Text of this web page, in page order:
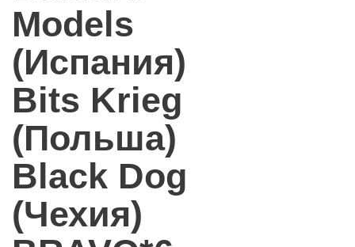
Models
(Испания)
Bits Krieg
(Польша)
Black Dog
(Чехия)